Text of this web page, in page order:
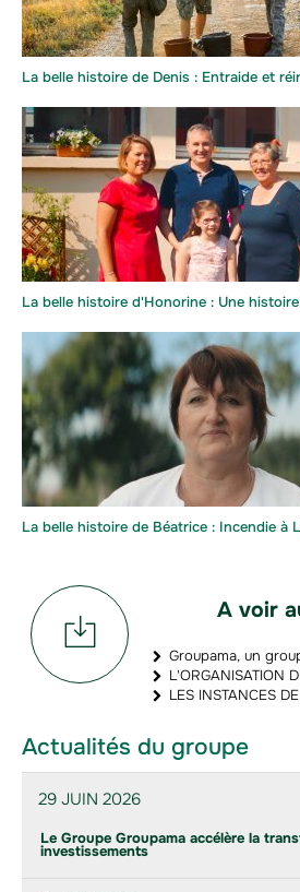
La belle histoire de Denis : Entraide et
La belle histoire d'Honorine : Une
La belle histoire de Béatrice : Incendie à
A voir
Groupama, un
L'ORGANISATION
LES INSTANCES
Actualités du groupe
29 JUIN 2026
Le Groupe Groupama accélère la
investissements